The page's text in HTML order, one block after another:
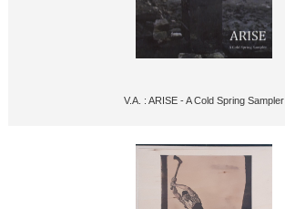
V.A. : ARISE - A Cold Spring Sampler